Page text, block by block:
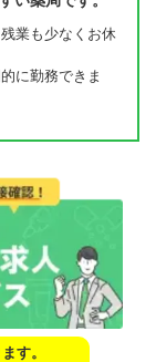
業も少なくお休
に勤務できま
す。